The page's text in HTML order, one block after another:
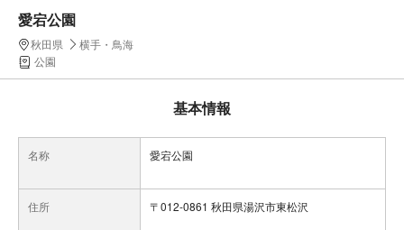
愛宕公園
秋田県
横手・鳥海
公園
基本情報
名称 愛宕公園
住所 〒012-0861 秋田県湯沢市東松沢